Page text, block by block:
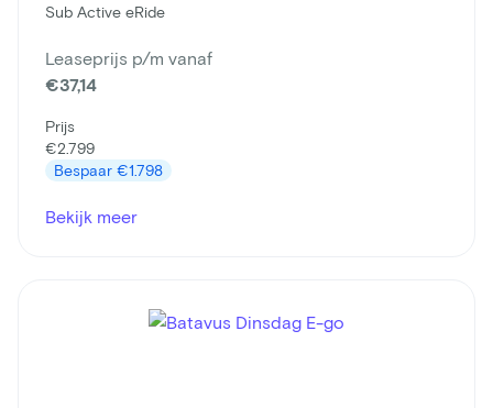
Sub Active eRide
Leaseprijs p/m vanaf
€37,14
Prijs
€2.799
Bespaar €1.798
Bekijk meer